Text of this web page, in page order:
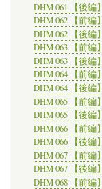
DHM 061 【後編】
DHM 062 【前編】
DHM 062 【後編】
DHM 063 【前編】
DHM 063 【後編】
DHM 064 【前編】
DHM 064 【後編】
DHM 065 【前編】
DHM 065 【後編】
DHM 066 【前編】
DHM 066 【後編】
DHM 067 【前編】
DHM 067 【後編】
DHM 068 【前編】